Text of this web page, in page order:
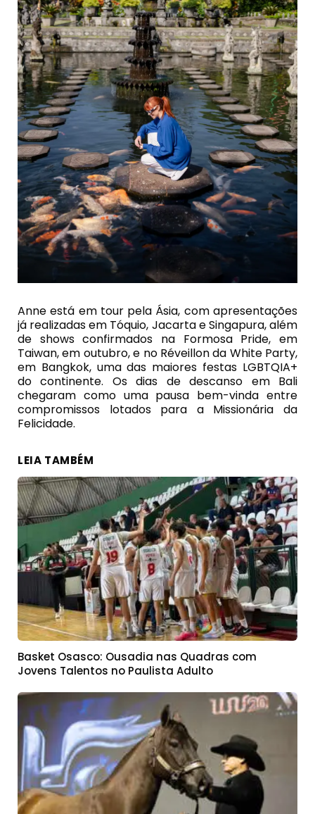
Anne está em tour pela Ásia, com apresentações
já realizadas em Tóquio, Jacarta e Singapura, além
de shows confirmados na Formosa Pride, em
Taiwan, em outubro, e no Réveillon da White Party,
em Bangkok, uma das maiores festas LGBTQIA+
do continente. Os dias de descanso em Bali
chegaram como uma pausa bem-vinda entre
compromissos lotados para a Missionária da
Felicidade.
LEIA TAMBÉM
Basket Osasco: Ousadia nas Quadras com
Jovens Talentos no Paulista Adulto